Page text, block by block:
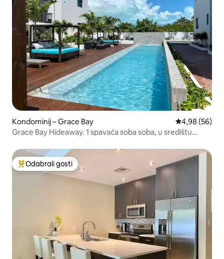
Kondominij – Grace Bay Prosječna
4,98 (56)
Grace Bay Hideaway. 1 spavaća soba soba, u središtu
Među najviše rangiranima s oznakom „Odabrali gosti”
Odabrali gosti